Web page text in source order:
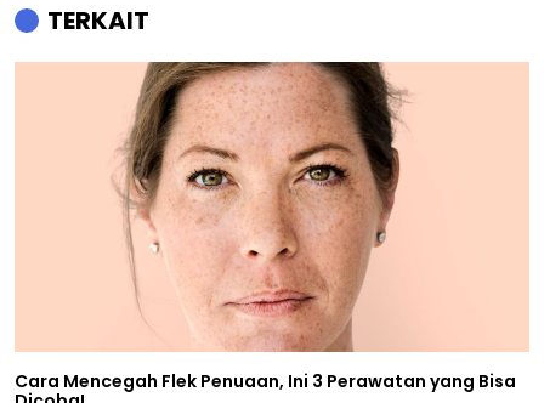
TERKAIT
Cara Mencegah Flek Penuaan, Ini 3 Perawatan yang Bisa